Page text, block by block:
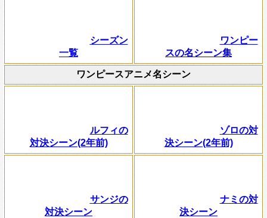
シーズン
一覧
ワンピー
スの名シーン集
ワンピースアニメ名シーン
ルフィの
対決シーン(2年前)
ゾロの対
決シーン(2年前)
サンジの
対決シーン
ナミの対
決シーン